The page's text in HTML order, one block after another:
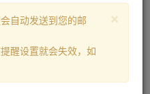
×
自动发送到您的邮
醒设置就会失效，如